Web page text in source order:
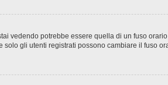
vedendo potrebbe essere quella di un fuso
solo gli utenti registrati possono cambiare il fuso